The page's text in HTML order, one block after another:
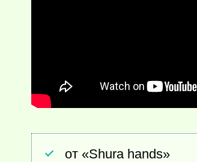
от «Shura hands»